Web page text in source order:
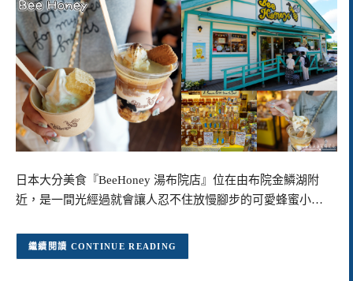
日本大分美食『BeeHoney 湯布院店』位在由布院金鱗湖附
近，是一間光經過就會讓人忍不住放慢腳步的可愛蜂蜜小…
CONTINUE READING